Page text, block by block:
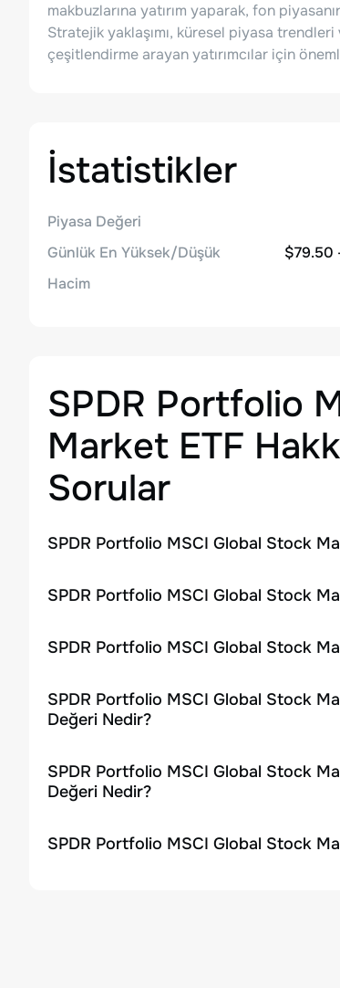
makbuzlarına yatırım yaparak, fon
Stratejik yaklaşımı, küresel piyasa trendleri
çeşitlendirme arayan yatırımcılar için
İstatistikler
Piyasa Değeri
Günlük En Yüksek/Düşük
$79.50
Hacim
SPDR Portfolio
Market ETF
Sorular
SPDR Portfolio MSCI Global Stock
SPDR Portfolio MSCI Global Stock
SPDR Portfolio MSCI Global Stock
SPDR Portfolio MSCI Global Stock
Değeri Nedir?
SPDR Portfolio MSCI Global Stock
Değeri Nedir?
SPDR Portfolio MSCI Global Stock